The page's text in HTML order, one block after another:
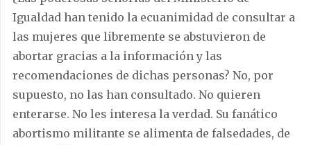
Igualdad han tenido la ecuanimidad de consultar a
las mujeres que libremente se abstuvieron de
abortar gracias a la información y las
recomendaciones de dichas personas? No, por
supuesto, no las han consultado. No quieren
enterarse. No les interesa la verdad. Su fanático
abortismo militante se alimenta de falsedades, de